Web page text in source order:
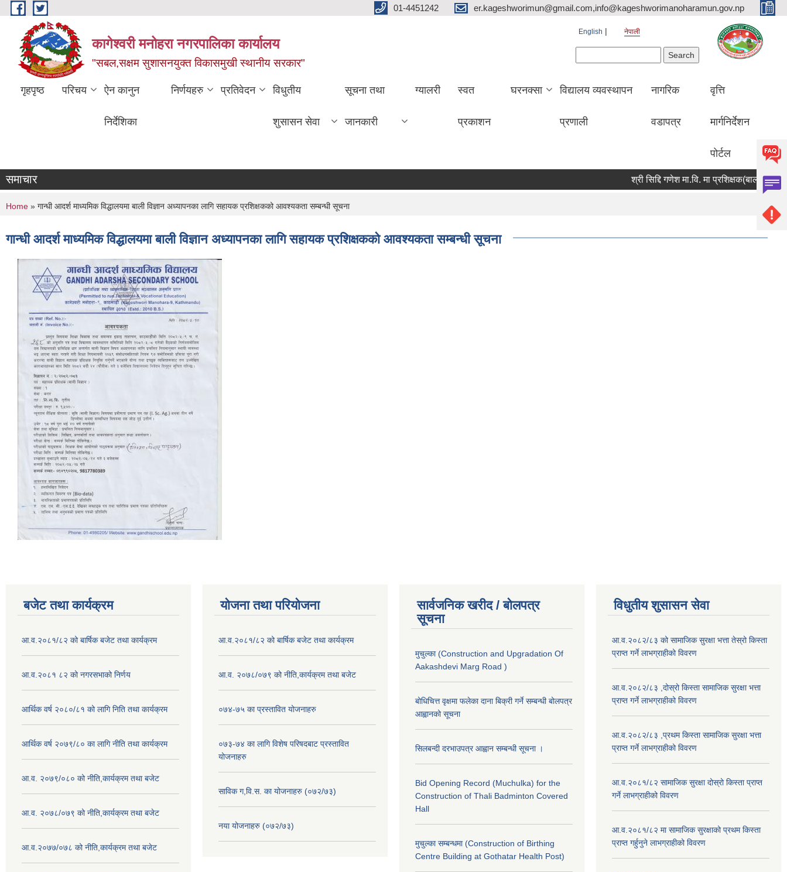
Skip to main content 01-4451242 er.kageshworimun@gmail.com,info@kageshworimanoharamun.gov.np
कागेश्वरी मनोहरा नगरपालिका कार्यालय
"सबल,सक्षम सुशासनयुक्त विकासमुखी स्थानीय सरकार"
English नेपाली
गृहपृष्ठ परिचय ऐन कानुन
निर्देशिका
निर्णयहरु प्रतिवेदन विधुतीय
शुसासन सेवा
सूचना तथा
जानकारी
ग्यालरी स्वत
प्रकाशन
घरनक्सा विद्यालय व्यवस्थापन
प्रणाली
नागरिक
वडापत्र
वृत्ति
मार्गनिर्देशन
पोर्टल
समाचार श्री सिद्दि गणेश मा.वि. मा प्रशिक्षक(बाली विज्ञान)
You are here
Home » गान्धी आदर्श माध्यमिक विद्धालयमा बाली विज्ञान अध्यापनका लागि सहायक प्रशिक्षकको आवश्यकता सम्बन्धी सूचना
गान्धी आदर्श माध्यमिक विद्धालयमा बाली विज्ञान अध्यापनका लागि सहायक प्रशिक्षकको आवश्यकता सम्बन्धी सूचना
बजेट तथा कार्यक्रम
आ.व.२०८१/८२ को बार्षिक बजेट तथा कार्यक्रम
आ.व.२०८१ ८२ को नगरसभाको निर्णय
आर्थिक वर्ष २०८०/८१ को लागि निति तथा कार्यक्रम
आर्थिक वर्ष २०७९/८० का लागि नीति तथा कार्यक्रम
आ.व. २०७९/०८० को नीति,कार्यक्रम तथा बजेट
आ.व. २०७८/०७९ को नीति,कार्यक्रम तथा बजेट
आ.व.२०७७/०७८ को नीति,कार्यक्रम तथा बजेट
योजना तथा परियोजना
आ.व.२०८१/८२ को बार्षिक बजेट तथा कार्यक्रम
आ.व. २०७८/०७९ को नीति,कार्यक्रम तथा बजेट
०७४-७५ का प्रस्तावित योजनाहरु
०७३-७४ का लागि विशेष परिषदबाट प्रस्तावित
योजनाहरु
साविक ग,वि.स. का योजनाहरु (०७२/७३)
नया योजनाहरु (०७२/७३)
सार्वजनिक खरीद / बोलपत्र
सूचना
मुचुल्का (Construction and Upgradation Of
Aakashdevi Marg Road )
बोधिचित्त वृक्षमा फलेका दाना बिक्री गर्ने सम्बन्धी बोलपत्र
आह्वानको सूचना
सिलबन्दी दरभाउपत्र आह्वान सम्बन्धी सूचना ।
Bid Opening Record (Muchulka) for the
Construction of Thali Badminton Covered
Hall
मुचुल्का सम्बन्धमा (Construction of Birthing
Centre Building at Gothatar Health Post)
विधुतीय शुसासन सेवा
आ.व.२०८२/८३ को सामाजिक सुरक्षा भत्ता तेस्रो किस्ता
प्राप्त गर्ने लाभग्राहीको विवरण
आ.व.२०८२/८३ ,दोस्रो किस्ता सामाजिक सुरक्षा भत्ता
प्राप्त गर्ने लाभग्राहीको विवरण
आ.व.२०८२/८३ ,प्रथम किस्ता सामाजिक सुरक्षा भत्ता
प्राप्त गर्ने लाभग्राहीको विवरण
आ.व.२०८१/८२ सामाजिक सुरक्षा दोस्रो किस्ता प्राप्त
गर्ने लाभग्राहीको विवरण
आ.व.२०८१/८२ मा सामाजिक सुरक्षाको प्रथम किस्ता
प्राप्त गर्हुनुने लाभग्राहीको विवरण